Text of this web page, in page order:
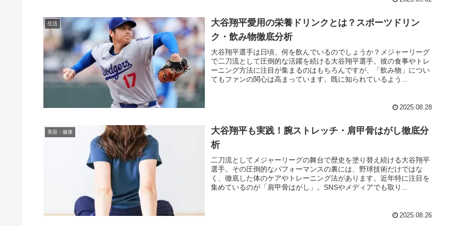
生活
大谷翔平愛用の栄養ドリンクとは？スポーツドリン
ク・飲み物徹底分析
大谷翔平選手は日頃、何を飲んでいるのでしょうか？メジャーリーグ
で二刀流として圧倒的な活躍を続ける大谷翔平選手。彼の食事やトレ
ーニング方法に注目が集まるのはもちろんですが、「飲み物」につい
てもファンの関心は高まっています。既に知られているよう...
2025.08.28
美容・健康
大谷翔平も実践！腕ストレッチ・肩甲骨はがし徹底分
析
二刀流としてメジャーリーグの舞台で歴史を塗り替え続ける大谷翔平
選手。その圧倒的なパフォーマンスの裏には、野球技術だけではな
く、徹底した体のケアやトレーニング法があります。近年特に注目を
集めているのが「肩甲骨はがし」。SNSやメディアでも取り...
2025.08.26